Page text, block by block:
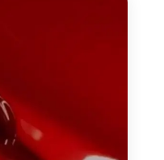
вартості
від хімічного
на темних